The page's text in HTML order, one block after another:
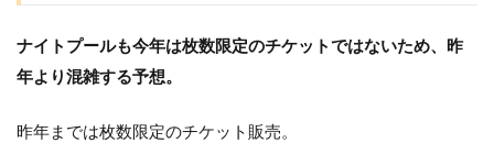
ナイトプールも今年は枚数限定のチケットではないため、昨
年より混雑する予想。
昨年までは枚数限定のチケット販売。